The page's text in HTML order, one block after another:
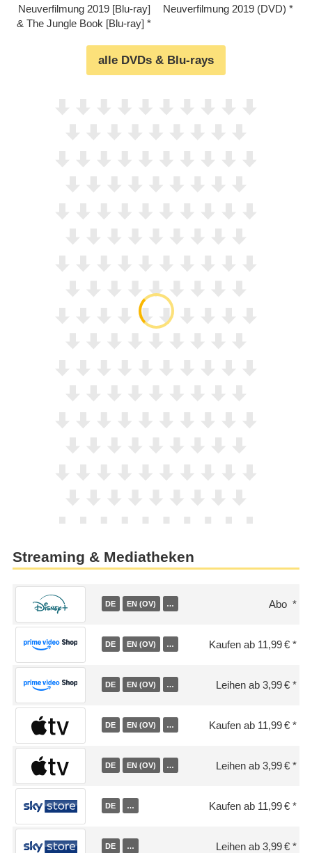
Neuverfilmung 2019 [Blu-ray]
& The Jungle Book [Blu-ray]
Neuverfilmung 2019 (DVD)
alle DVDs & Blu-rays
Streaming & Mediatheken
DE EN (OV) … Abo
DE EN (OV) … Kaufen ab 11,99 €
DE EN (OV) … Leihen ab 3,99 €
DE EN (OV) … Kaufen ab 11,99 €
DE EN (OV) … Leihen ab 3,99 €
DE … Kaufen ab 11,99 €
DE … Leihen ab 3,99 €